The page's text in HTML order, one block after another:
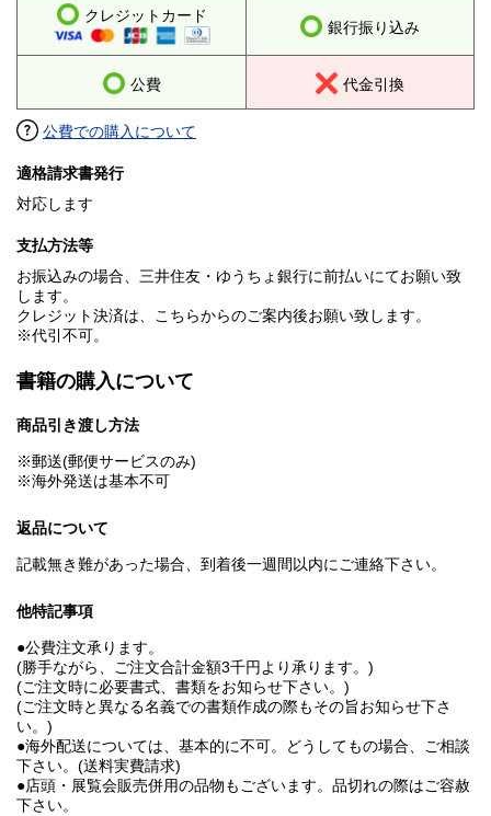
クレジットカード
銀行振り込み
公費 代金引換
公費での購入について
適格請求書発行
対応します
支払方法等
お振込みの場合、三井住友・ゆうちょ銀行に前払いにてお願い致
します。
クレジット決済は、こちらからのご案内後お願い致します。
※代引不可。
書籍の購入について
商品引き渡し方法
※郵送(郵便サービスのみ)
※海外発送は基本不可
返品について
記載無き難があった場合、到着後一週間以内にご連絡下さい。
他特記事項
●公費注文承ります。
(勝手ながら、ご注文合計金額3千円より承ります。)
(ご注文時に必要書式、書類をお知らせ下さい。)
(ご注文時と異なる名義での書類作成の際もその旨お知らせ下さ
い。)
●海外配送については、基本的に不可。どうしてもの場合、ご相談
下さい。(送料実費請求)
●店頭・展覧会販売併用の品物もございます。品切れの際はご容赦
下さい。